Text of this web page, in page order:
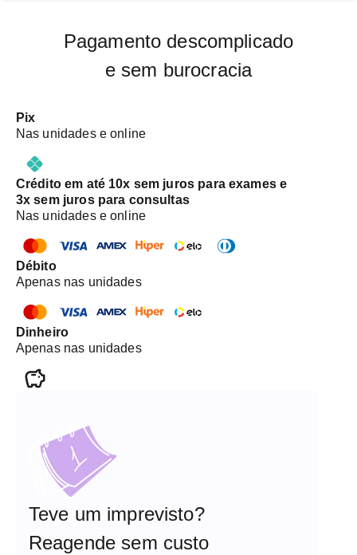
Pagamento descomplicado
e sem burocracia
Pix
Nas unidades e online
Crédito em até 10x sem juros para exames e
3x sem juros para consultas
Nas unidades e online
Débito
Apenas nas unidades
Dinheiro
Apenas nas unidades
Teve um imprevisto?
Reagende sem custo